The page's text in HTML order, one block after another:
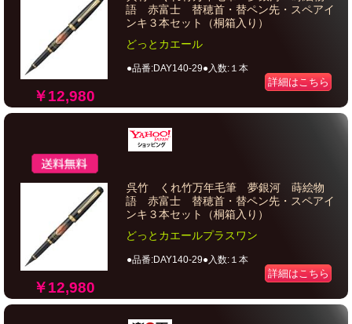
￥12,980
語 赤富士 替穂首・替ペン先・スペアイ
ンキ３本セット（桐箱入り）
どっとカエール
●品番:DAY140-29●入数:１本
詳細はこちら
￥12,980
呉竹 くれ竹万年毛筆 夢銀河 蒔絵物
語 赤富士 替穂首・替ペン先・スペアイ
ンキ３本セット（桐箱入り）
どっとカエールプラスワン
●品番:DAY140-29●入数:１本
詳細はこちら